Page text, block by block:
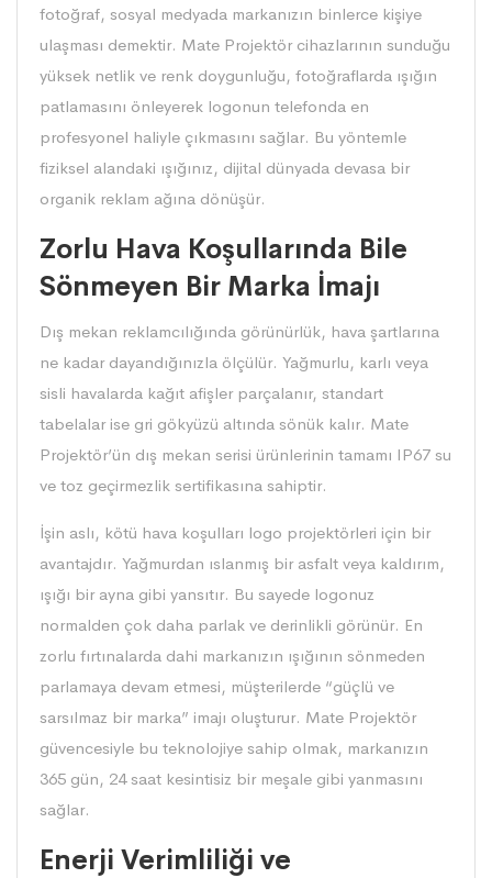
fotoğraf, sosyal medyada markanızın binlerce kişiye
ulaşması demektir. Mate Projektör cihazlarının sunduğu
yüksek netlik ve renk doygunluğu, fotoğraflarda ışığın
patlamasını önleyerek logonun telefonda en
profesyonel haliyle çıkmasını sağlar. Bu yöntemle
fiziksel alandaki ışığınız, dijital dünyada devasa bir
organik reklam ağına dönüşür.
Zorlu Hava Koşullarında Bile
Sönmeyen Bir Marka İmajı
Dış mekan reklamcılığında görünürlük, hava şartlarına
ne kadar dayandığınızla ölçülür. Yağmurlu, karlı veya
sisli havalarda kağıt afişler parçalanır, standart
tabelalar ise gri gökyüzü altında sönük kalır. Mate
Projektör’ün dış mekan serisi ürünlerinin tamamı IP67 su
ve toz geçirmezlik sertifikasına sahiptir.
İşin aslı, kötü hava koşulları logo projektörleri için bir
avantajdır. Yağmurdan ıslanmış bir asfalt veya kaldırım,
ışığı bir ayna gibi yansıtır. Bu sayede logonuz
normalden çok daha parlak ve derinlikli görünür. En
zorlu fırtınalarda dahi markanızın ışığının sönmeden
parlamaya devam etmesi, müşterilerde “güçlü ve
sarsılmaz bir marka” imajı oluşturur. Mate Projektör
güvencesiyle bu teknolojiye sahip olmak, markanızın
365 gün, 24 saat kesintisiz bir meşale gibi yanmasını
sağlar.
Enerji Verimliliği ve